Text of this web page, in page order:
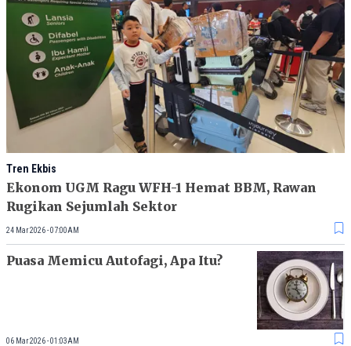
Tren Ekbis
Ekonom UGM Ragu WFH-1 Hemat BBM, Rawan
Rugikan Sejumlah Sektor
24 Mar 2026 - 07:00AM
Puasa Memicu Autofagi, Apa Itu?
06 Mar 2026 - 01:03AM